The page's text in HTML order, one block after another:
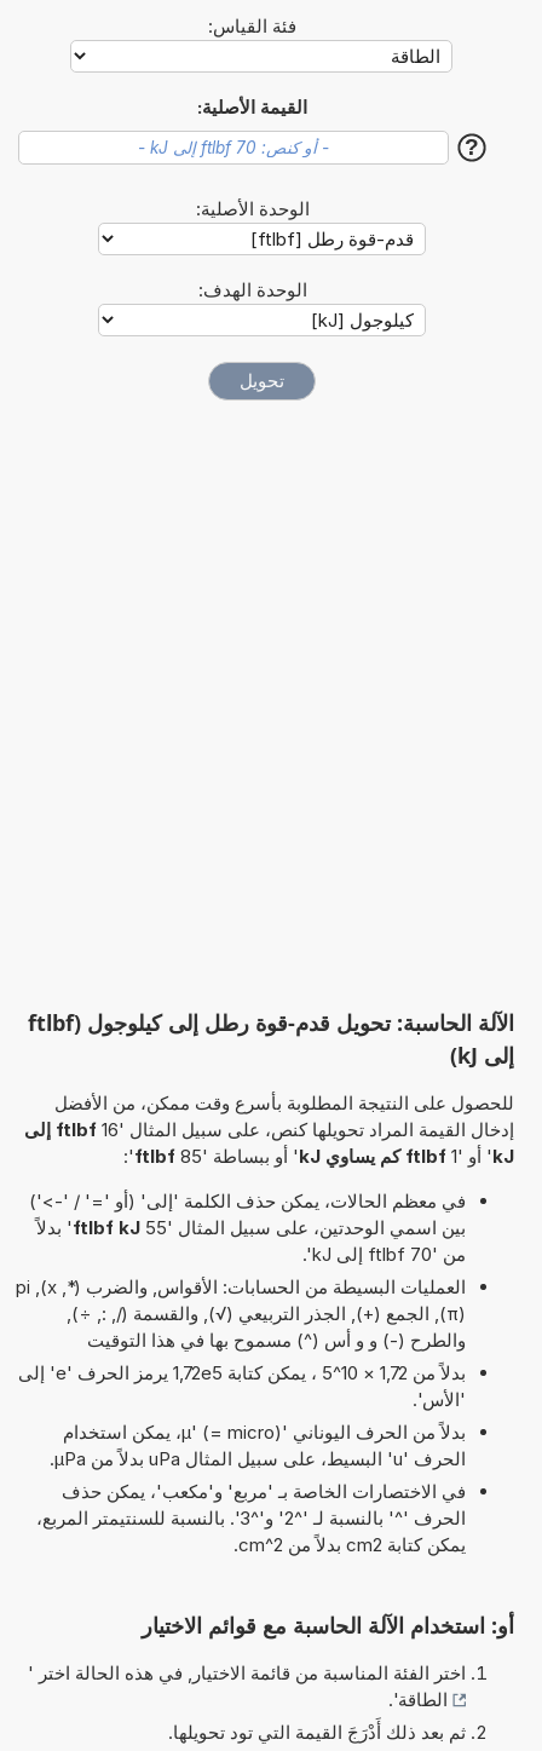
فئة القياس:
القيمة الأصلية:
?
الوحدة الأصلية:
الوحدة الهدف:
الآلة الحاسبة: تحويل قدم-قوة رطل إلى كيلوجول (ftlbf
إلى kJ)
للحصول على النتيجة المطلوبة بأسرع وقت ممكن، من الأفضل
إدخال القيمة المراد تحويلها كنص، على سبيل المثال '16
ftlbf إلى
kJ' أو '1 ftlbf كم يساوي kJ ' أو ببساطة '85 ftlbf
':
في معظم الحالات، يمكن حذف الكلمة 'إلى' (أو '=' / '->')
بين اسمي الوحدتين، على سبيل المثال '55
ftlbf kJ' بدلاً
من '70 ftlbf إلى kJ'.
العمليات البسيطة من الحسابات: الأقواس, والضرب (*, x), pi
(π), الجمع (+), الجذر التربيعي (√), والقسمة (/, :, ÷),
والطرح (-) و و أس (^) مسموح بها في هذا التوقيت
بدلاً من 1,72 × 10^5 ، يمكن كتابة 1,72e5 يرمز الحرف 'e' إلى
'الأس'.
بدلاً من الحرف اليوناني 'µ' (= micro)، يمكن استخدام
الحرف 'u' البسيط، على سبيل المثال uPa بدلاً من µPa.
في الاختصارات الخاصة بـ 'مربع' و'مكعب'، يمكن حذف
الحرف '^' بالنسبة لـ '^2' و'^3'. بالنسبة للسنتيمتر المربع،
يمكن كتابة cm2 بدلاً من cm^2.
أو: استخدام الآلة الحاسبة مع قوائم الاختيار
اختر الفئة المناسبة من قائمة الاختيار, في هذه الحالة اختر '
الطاقة'.
ثم بعد ذلك أَدْرَجَ القيمة التي تود تحويلها.